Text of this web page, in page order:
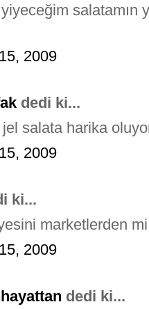
salatamın
2009
dedi ki...
salata harika
2009
ki...
marketlerden mi
2009
dedi ki...